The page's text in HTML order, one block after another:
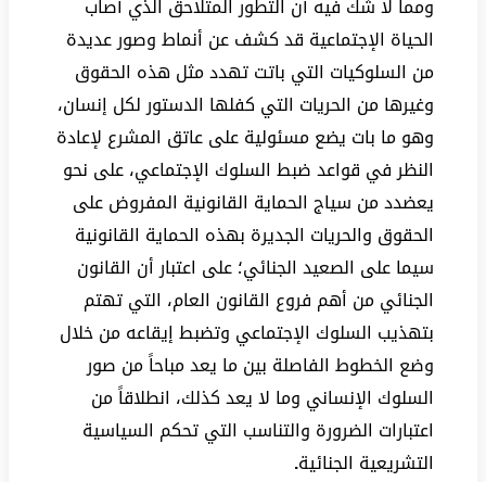
ومما لا شك فيه أن التطور المتلاحق الذي أصاب
الحياة الإجتماعية قد كشف عن أنماط وصور عديدة
من السلوكيات التي باتت تهدد مثل هذه الحقوق
وغيرها من الحريات التي كفلها الدستور لكل إنسان،
وهو ما بات يضع مسئولية على عاتق المشرع لإعادة
النظر في قواعد ضبط السلوك الإجتماعي، على نحو
يعضدد من سياج الحماية القانونية المفروض على
الحقوق والحريات الجديرة بهذه الحماية القانونية
سيما على الصعيد الجنائي؛ على اعتبار أن القانون
الجنائي من أهم فروع القانون العام، التي تهتم
بتهذيب السلوك الإجتماعي وتضبط إيقاعه من خلال
وضع الخطوط الفاصلة بين ما يعد مباحاً من صور
السلوك الإنساني وما لا يعد كذلك، انطلاقاً من
اعتبارات الضرورة والتناسب التي تحكم السياسية
التشريعية الجنائية.